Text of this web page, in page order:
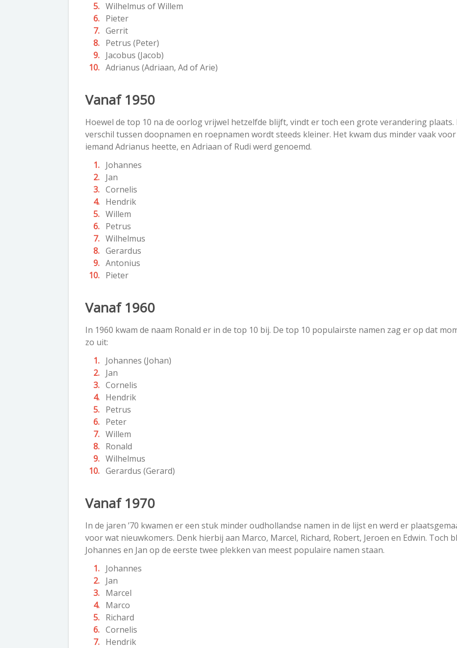
Wilhelmus of Willem
Pieter
Gerrit
Petrus (Peter)
Jacobus (Jacob)
Adrianus (Adriaan, Ad of Arie)
Vanaf 1950
Hoewel de top 10 na de oorlog vrijwel hetzelfde blijft, vindt er toch een grote verandering plaats.
verschil tussen doopnamen en roepnamen wordt steeds kleiner. Het kwam dus minder vaak
iemand Adrianus heette, en Adriaan of Rudi werd genoemd.
Johannes
Jan
Cornelis
Hendrik
Willem
Petrus
Wilhelmus
Gerardus
Antonius
Pieter
Vanaf 1960
In 1960 kwam de naam Ronald er in de top 10 bij. De top 10 populairste namen zag er op dat
zo uit:
Johannes (Johan)
Jan
Cornelis
Hendrik
Petrus
Peter
Willem
Ronald
Wilhelmus
Gerardus (Gerard)
Vanaf 1970
In de jaren ’70 kwamen er een stuk minder oudhollandse namen in de lijst en werd er
voor wat nieuwkomers. Denk hierbij aan Marco, Marcel, Richard, Robert, Jeroen en Edwin. Toch
Johannes en Jan op de eerste twee plekken van meest populaire namen staan.
Johannes
Jan
Marcel
Marco
Richard
Cornelis
Hendrik